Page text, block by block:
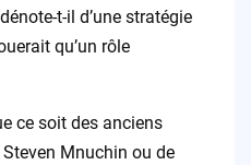
t-il d’une stratégie
qu’un rôle
ce soit des anciens
Mnuchin ou de